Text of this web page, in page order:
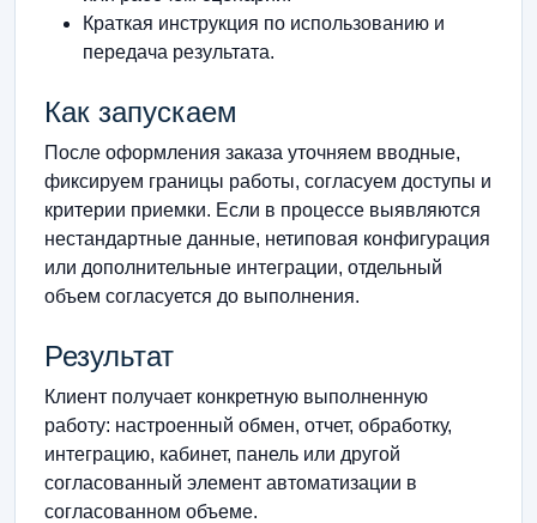
Краткая инструкция по использованию и
передача результата.
Как запускаем
После оформления заказа уточняем вводные,
фиксируем границы работы, согласуем доступы и
критерии приемки. Если в процессе выявляются
нестандартные данные, нетиповая конфигурация
или дополнительные интеграции, отдельный
объем согласуется до выполнения.
Результат
Клиент получает конкретную выполненную
работу: настроенный обмен, отчет, обработку,
интеграцию, кабинет, панель или другой
согласованный элемент автоматизации в
согласованном объеме.